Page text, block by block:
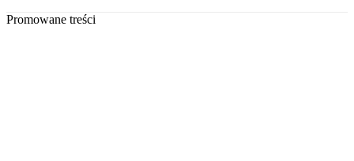
Promowane treści